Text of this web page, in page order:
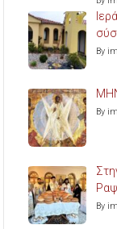
By
By
By